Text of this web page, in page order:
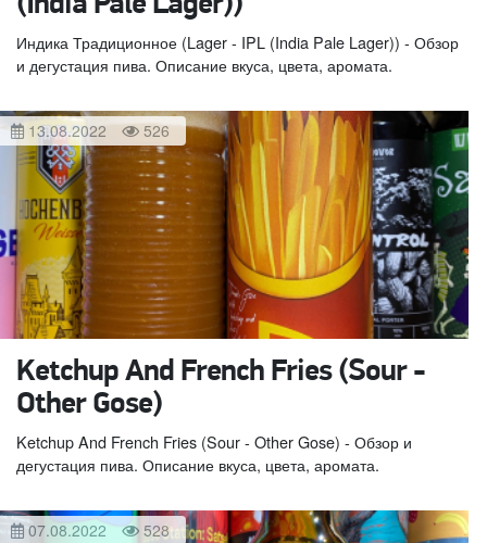
Индика Традиционное (Lager - IPL (India Pale Lager)) - Обзор
и дегустация пива. Описание вкуса, цвета, аромата.
13.08.2022 526
Ketchup And French Fries (Sour -
Other Gose)
Ketchup And French Fries (Sour - Other Gose) - Обзор и
дегустация пива. Описание вкуса, цвета, аромата.
07.08.2022 528